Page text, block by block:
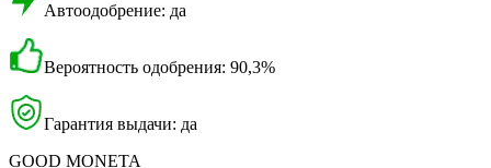
Автоодобрение: да
Вероятность одобрения: 90,3%
Гарантия выдачи: да
GOOD MONETA